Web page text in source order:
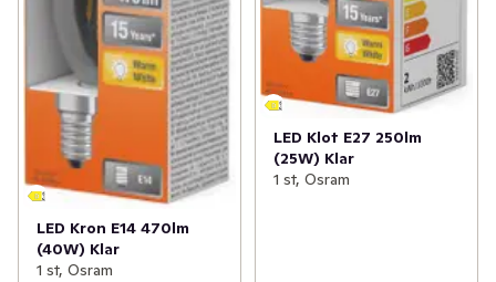
LED Kron E14 470lm
(40W) Klar
1 st, Osram
LED Klot E27 250lm
(25W) Klar
1 st, Osram